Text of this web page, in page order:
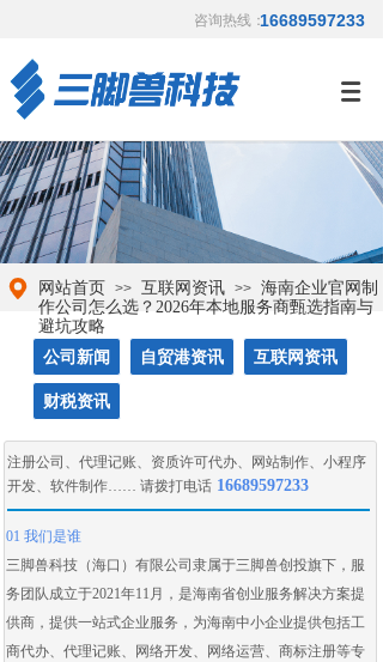
咨询热线：16689597233
网站首页 >> 互联网资讯 >> 海南企业官网制
作公司怎么选？2026年本地服务商甄选指南与
避坑攻略
公司新闻 自贸港资讯 互联网资讯
财税资讯
01 我们是谁
三脚兽科技（海口）有限公司隶属于三脚兽创投旗下，服
务团队成立于2021年11月，是海南省创业服务解决方案提
供商，提供一站式企业服务，为海南中小企业提供包括工
商代办、 代理记账、 网络开发、 网络运营、 商标注册等专
注册公司 、 代理记账、 资质许可代办、 网站制作、 小程序
开发、 软件制作…… 请拨打电话 16689597233